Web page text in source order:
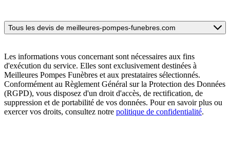
Tous les devis de meilleures-pompes-funebres.com
Les informations vous concernant sont nécessaires aux fins
d'exécution du service. Elles sont exclusivement destinées à
Meilleures Pompes Funèbres et aux prestataires sélectionnés.
Conformément au Règlement Général sur la Protection des Données
(RGPD), vous disposez d'un droit d'accès, de rectification, de
suppression et de portabilité de vos données. Pour en savoir plus ou
exercer vos droits, consultez notre politique de confidentialité.